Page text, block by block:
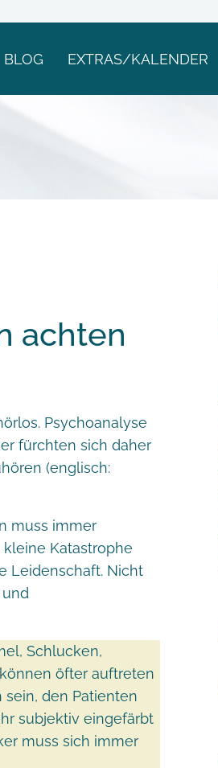
BLOG EXTRAS/KALENDER
achten
Psychoanalyse
fürchten sich daher
(englisch:
muss immer
Katastrophe
Leidenschaft. Nicht
Schlucken,
öfter auftreten
sein, den Patienten
subjektiv eingefärbt
muss sich immer